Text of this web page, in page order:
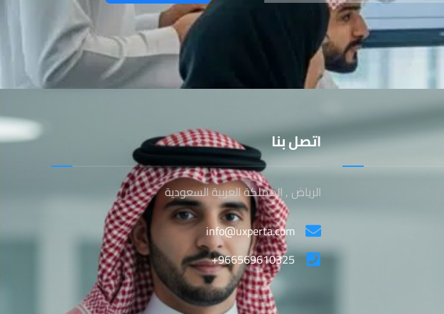
اتصل بنا
الرياض , المملكة العربية السعودية
info@uxperta.com
+966569610325